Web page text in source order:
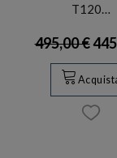
T120…
495,00 €